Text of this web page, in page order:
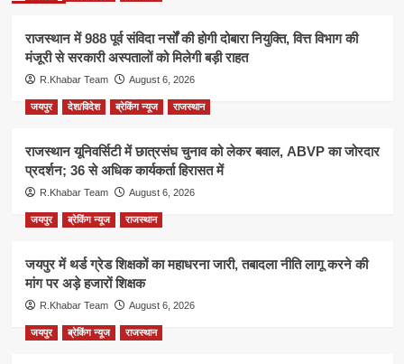
राजस्थान में 988 पूर्व संविदा नर्सों की होगी दोबारा नियुक्ति, वित्त विभाग की
मंजूरी से सरकारी अस्पतालों को मिलेगी बड़ी राहत
R.Khabar Team August 6, 2026
जयपुर देश/विदेश ब्रेकिंग न्यूज राजस्थान
राजस्थान यूनिवर्सिटी में छात्रसंघ चुनाव को लेकर बवाल, ABVP का जोरदार
प्रदर्शन; 36 से अधिक कार्यकर्ता हिरासत में
R.Khabar Team August 6, 2026
जयपुर ब्रेकिंग न्यूज राजस्थान
जयपुर में थर्ड ग्रेड शिक्षकों का महाधरना जारी, तबादला नीति लागू करने की
मांग पर अड़े हजारों शिक्षक
R.Khabar Team August 6, 2026
जयपुर ब्रेकिंग न्यूज राजस्थान